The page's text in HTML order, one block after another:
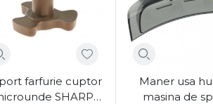
farfurie cuptor
SHARP
Maner usa
masina de